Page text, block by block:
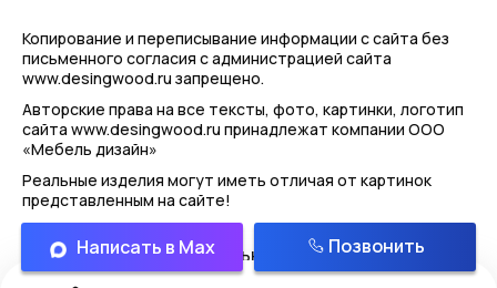
Копирование и переписывание информации с сайта без
письменного согласия с администрацией сайта
www.desingwood.ru запрещено.
Авторские права на все тексты, фото, картинки, логотип
сайта www.desingwood.ru принадлежат компании ООО
«Мебель дизайн»
Реальные изделия могут иметь отличая от картинок
представленным на сайте!
Политика конфиденциальности
Написать в Max Позвонить